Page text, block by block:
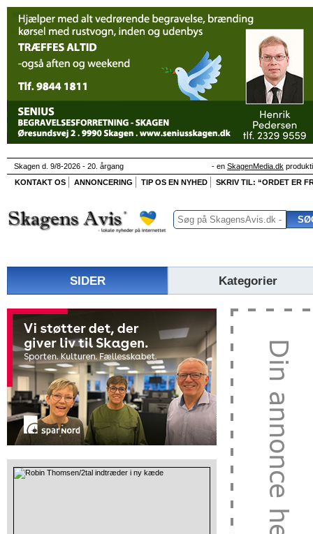
Skagen d. 9/8-2026 - 20. årgang - en SkagenMedia.dk
KONTAKT OS
ANNONCERING TIP OS EN NYHED SKRIV TIL: “ORDET ER
SIDER Kategorier